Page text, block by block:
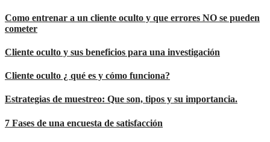
Como entrenar a un cliente oculto y que errores NO se pueden
cometer
Cliente oculto y sus beneficios para una investigación
Cliente oculto ¿ qué es y cómo funciona?
Estrategias de muestreo: Que son, tipos y su importancia.
7 Fases de una encuesta de satisfacción